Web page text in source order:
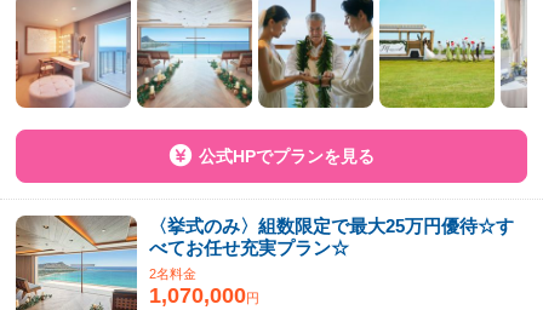
公式HPでプランを見る
〈挙式のみ〉組数限定で最大25万円優待☆す
べてお任せ充実プラン☆
2名料金
1,070,000円